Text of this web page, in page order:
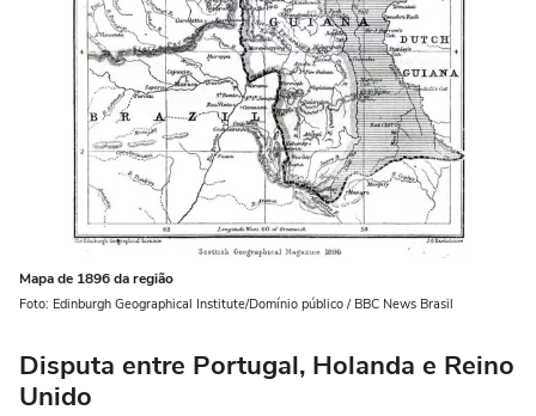
Mapa de 1896 da região
Foto: Edinburgh Geographical Institute/Domínio público / BBC News Brasil
Disputa entre Portugal, Holanda e Reino
Unido